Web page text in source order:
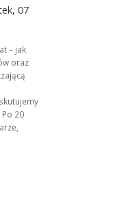
07
– jak
oraz
Po 20